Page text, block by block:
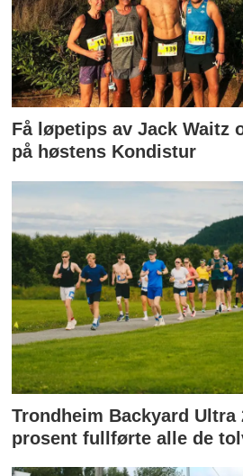
Få løpetips av Jack Waitz
på høstens Kondistur
Trondheim Backyard Ultra
prosent fullførte alle de